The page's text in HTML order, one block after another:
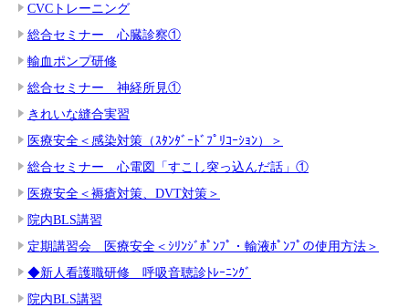
CVCトレーニング
総合セミナー 心臓診察①
輸血ポンプ研修
総合セミナー 神経所見①
きれいな縫合実習
医療安全＜感染対策（ｽﾀﾝﾀﾞｰﾄﾞﾌﾟﾘｺｰｼｮﾝ）＞
総合セミナー 心電図「すこし突っ込んだ話」①
医療安全＜褥瘡対策、DVT対策＞
院内BLS講習
定期講習会 医療安全＜ｼﾘﾝｼﾞﾎﾟﾝﾌﾟ・輸液ﾎﾟﾝﾌﾟの使用方法＞
◆新人看護職研修 呼吸音聴診ﾄﾚｰﾆﾝｸﾞ
院内BLS講習